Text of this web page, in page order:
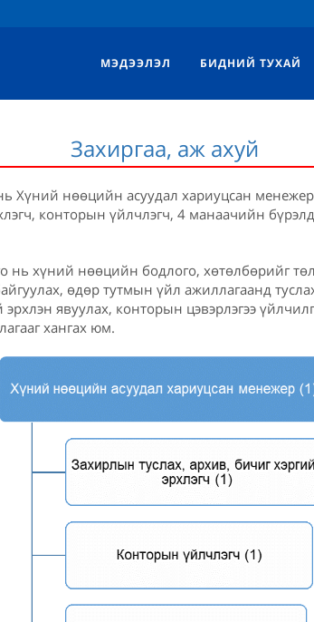
МЭДЭЭЛЭЛ БИДНИЙ ТУХАЙ
Захиргаа, аж ахуй
Хүний нөөцийн асуудал хариуцсан
конторын үйлчлэгч, 4 манаачийн
нь хүний нөөцийн бодлого, хөтөлбөрийг
өдөр тутмын үйл ажиллагаанд
явуулах, конторын цэвэрлэгээ
хангах юм.